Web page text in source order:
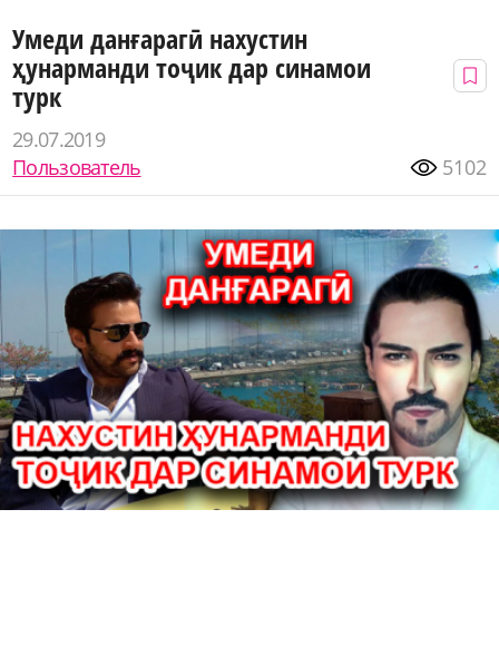
Умеди данғарагӣ нахустин
ҳунарманди тоҷик дар синамои
турк
29.07.2019
Пользователь
5102